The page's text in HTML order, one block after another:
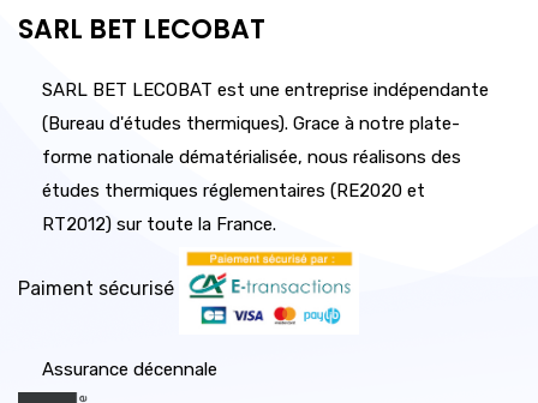
SARL BET LECOBAT
SARL BET LECOBAT est une entreprise indépendante
(Bureau d'études thermiques). Grace à notre plate-
forme nationale dématérialisée, nous réalisons des
études thermiques réglementaires (RE2020 et
RT2012) sur toute la France.
Paiment sécurisé
Assurance décennale